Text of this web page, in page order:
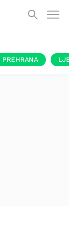
PREHRANA